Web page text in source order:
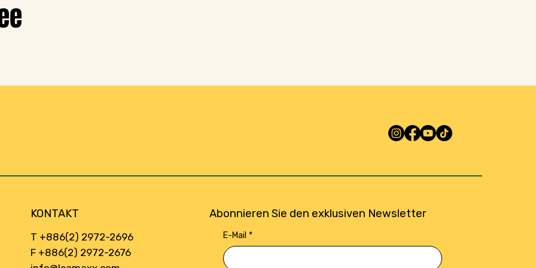
KONTAKT
T +886(2) 2972-2696
F +886(2) 2972-2676
Abonnieren Sie den exklusiven Newsletter
E-Mail *